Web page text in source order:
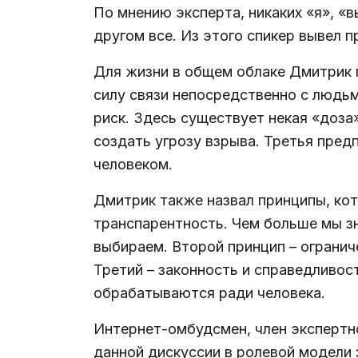
По мнению эксперта, никаких «я»,
другом все. Из этого спикер вывел
Для жизни в общем облаке Дмитрик
силу связи непосредственно с
риск. Здесь существует некая
создать угрозу взрыва. Третья
человеком.
Дмитрик также назвал принципы,
транспарентность. Чем больше мы
выбираем. Второй принцип –
Третий – законность и
обрабатываются ради человека.
Интернет-омбудсмен, член
данной дискуссии в ролевой